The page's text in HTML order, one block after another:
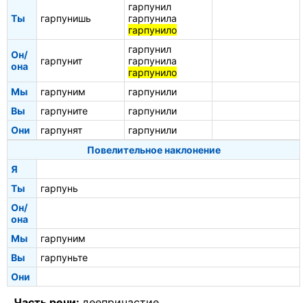
Ты гарпунишь
гарпунил
гарпунила
гарпунило
Он/
она
гарпунит
гарпунил
гарпунила
гарпунило
Мы
гарпуним
гарпунили
Вы
гарпуните
гарпунили
Они
гарпунят
гарпунили
Повелительное наклонение
Я
Ты
гарпунь
Он/
она
Мы
гарпуним
Вы
гарпуньте
Они